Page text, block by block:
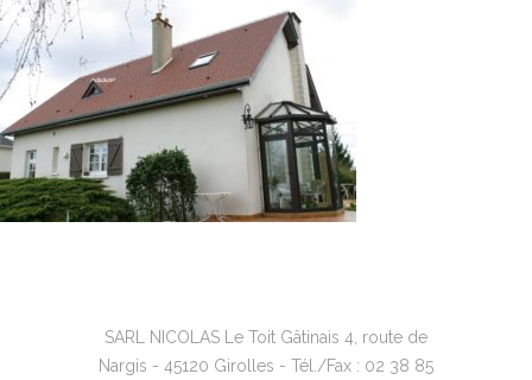
SARL NICOLAS Le Toit Gâtinais 4, route de
Nargis - 45120 Girolles - Tél./Fax : 02 38 85